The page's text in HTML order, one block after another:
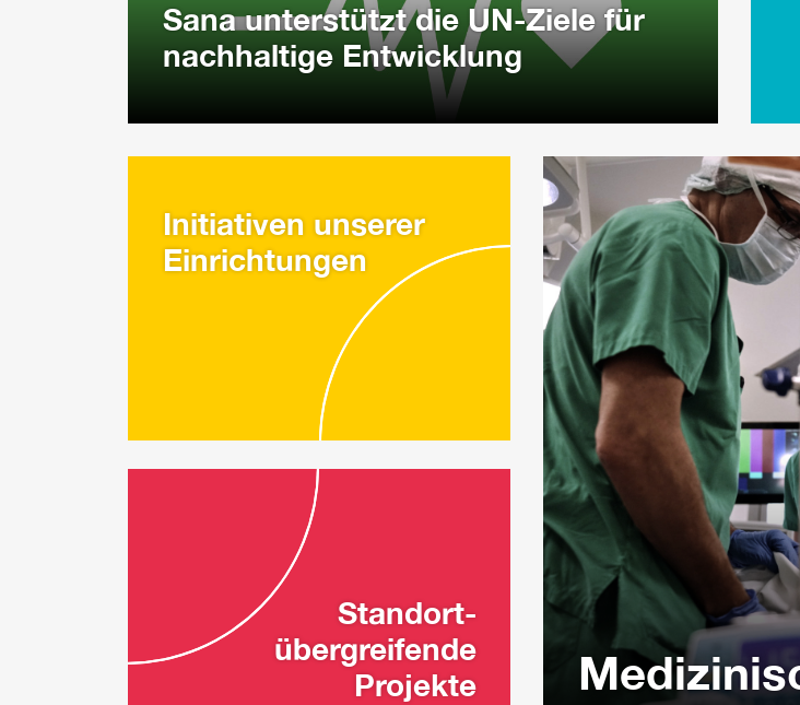
Sana unterstützt die UN-Ziele für
nachhaltige Entwicklung
Initiativen unserer
Einrichtungen
Standort-
übergreifende
Projekte